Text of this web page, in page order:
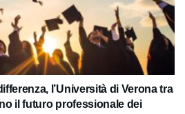
l’Università di Verona tra
il futuro professionale dei